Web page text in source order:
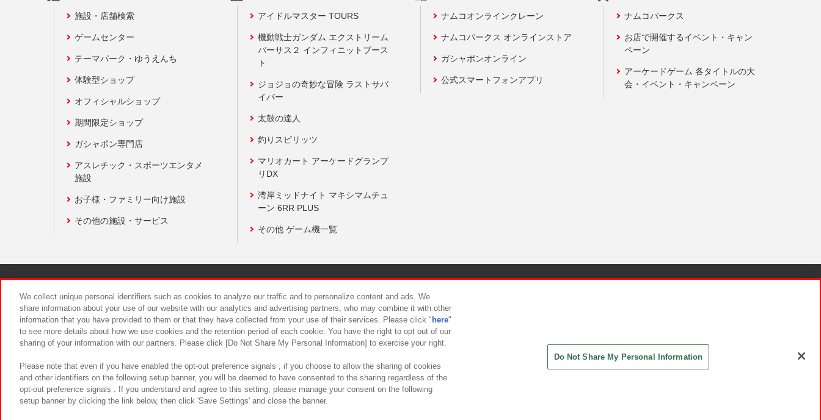
施設・店舗検索
ゲームセンター
テーマパーク・ゆうえんち
体験型ショップ
オフィシャルショップ
期間限定ショップ
ガシャポン専門店
アスレチック・スポーツエンタメ
施設
お子様・ファミリー向け施設
その他の施設・サービス
アイドルマスター TOURS
機動戦士ガンダム エクストリーム
バーサス２ インフィニットブース
ト
ジョジョの奇妙な冒険 ラストサバ
イバー
太鼓の達人
釣りスピリッツ
マリオカート アーケードグランプ
リDX
湾岸ミッドナイト マキシマムチュ
ーン 6RR PLUS
その他 ゲーム機一覧
ナムコオンラインクレーン
ナムコパークス オンラインストア
ガシャポンオンライン
公式スマートフォンアプリ
ナムコパークス
お店で開催するイベント・キャン
ペーン
アーケードゲーム 各タイトルの大
会・イベント・キャンペーン
食品のご提供について カスタマーハラスメント対応方針
We collect unique personal identifiers such as cookies to analyze our traffic and to personalize content and ads. We
share information about your use of our website with our analytics and advertising partners, who may combine it with other
information that you have provided to them or that they have collected from your use of their services. Please click " here"
to see more details about how we use cookies and the retention period of each cookie. You have the right to opt out of our
sharing of your information with our partners. Please click [Do Not Share My Personal Information] to exercise your right.
Please note that even if you have enabled the opt-out preference signals , if you choose to allow the sharing of cookies
and other identifiers on the following setup banner, you will be deemed to have consented to the sharing regardless of the
opt-out preference signals . If you understand and agree to this setting, please manage your consent on the following
setup banner by clicking the link below, then click 'Save Settings' and close the banner.
Do Not Share My Personal Information